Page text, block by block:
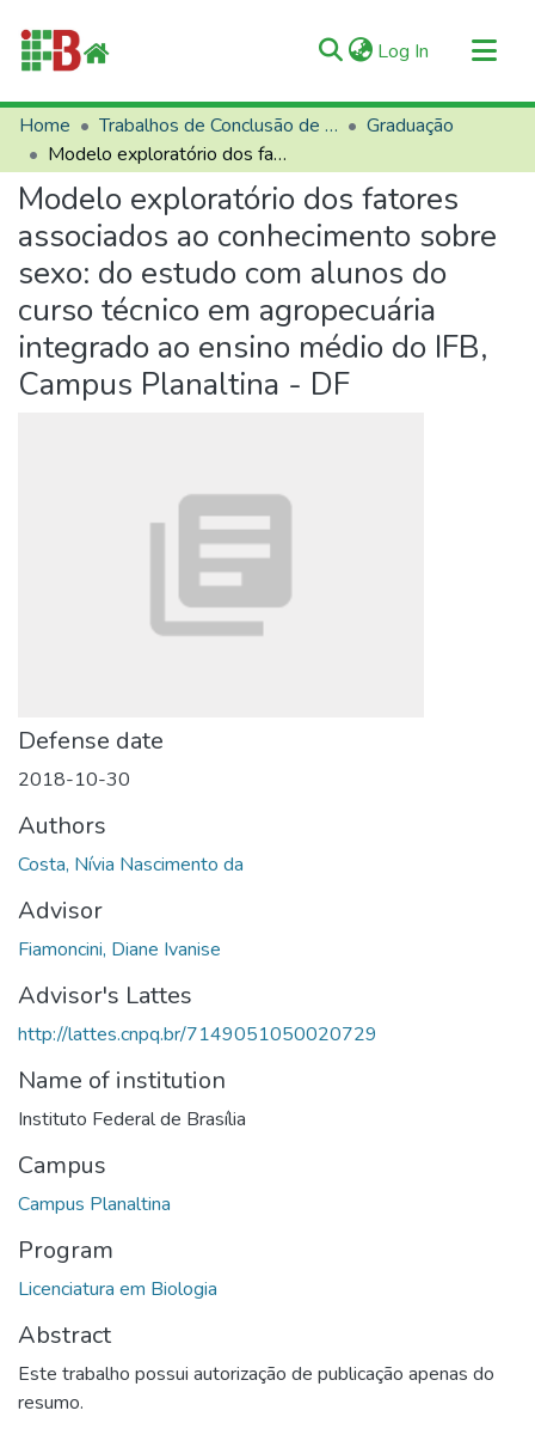
Log In (current)
Communities & Collections
All of RIIFB
Manuals and Terms
Statistics
About RIIFB
Help
Contacts
Home Trabalhos de Conclusão de Curso (TCCs)
Graduação
Modelo exploratório dos fatores associados ao conhecimento sobre sexo: do estudo com alunos do curso técnico em agropecuária integrado ao ensino médio do IFB, Campus Planaltina - DF
Modelo exploratório dos fatores
associados ao conhecimento sobre
sexo: do estudo com alunos do
curso técnico em agropecuária
integrado ao ensino médio do IFB,
Campus Planaltina - DF
Defense date
2018-10-30
Authors
Costa, Nívia Nascimento da
Advisor
Fiamoncini, Diane Ivanise
Advisor's Lattes
http://lattes.cnpq.br/7149051050020729
Name of institution
Instituto Federal de Brasília
Campus
Campus Planaltina
Program
Licenciatura em Biologia
Abstract
Este trabalho possui autorização de publicação apenas do
resumo.